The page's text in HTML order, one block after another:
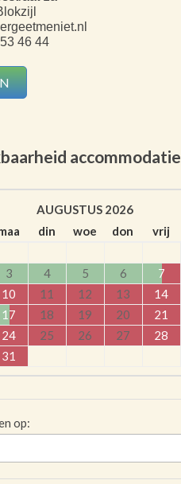
46 44
accommodatie
AUGUSTUS 2026
din woe don vrij
3 4 5 6 7
10 11 12 13 14
17 18 19 20 21
24 25 26 27 28
31
op: